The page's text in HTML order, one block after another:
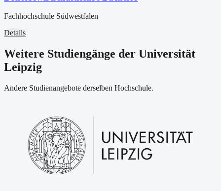
Fachhochschule Südwestfalen
Details
Weitere Studiengänge der Universität
Leipzig
Andere Studienangebote derselben Hochschule.